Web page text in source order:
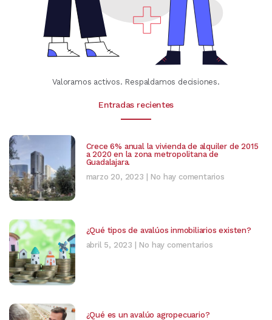
Valoramos activos. Respaldamos decisiones.
Entradas recientes
Crece 6% anual la vivienda de alquiler de 2015
a 2020 en la zona metropolitana de
Guadalajara.
marzo 20, 2023
No hay comentarios
¿Qué tipos de avalúos inmobiliarios existen?
abril 5, 2023
No hay comentarios
¿Qué es un avalúo agropecuario?